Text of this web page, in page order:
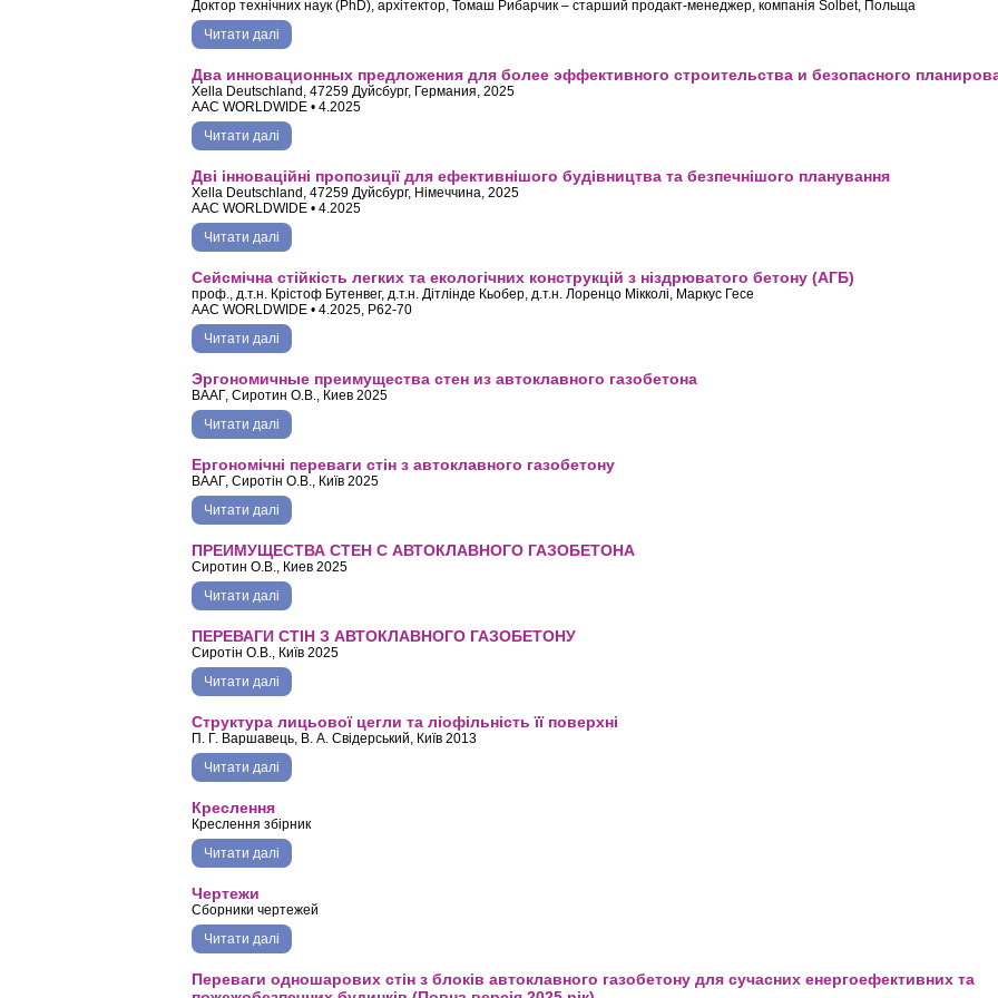
Доктор технічних наук (PhD), архітектор, Томаш Рибарчик – старший продакт-менеджер, компанія Solbet, Польща
Читати далі
Два инновационных предложения для более эффективного строительства и безопасного
Xella Deutschland, 47259 Дуйсбург, Германия, 2025
AAC WORLDWIDE • 4.2025
Читати далі
Дві інноваційні пропозиції для ефективнішого будівництва та безпечнішого планування
Xella Deutschland, 47259 Дуйсбург, Німеччина, 2025
AAC WORLDWIDE • 4.2025
Читати далі
Сейсмічна стійкість легких та екологічних конструкцій з ніздрюватого бетону (АГБ)
проф., д.т.н. Крістоф Бутенвег, д.т.н. Дітлінде Кьобер, д.т.н. Лоренцо Мікколі, Маркус Гесе
AAC WORLDWIDE • 4.2025, P62-70
Читати далі
Эргономичные преимущества стен из автоклавного газобетона
ВААГ, Сиротин О.В., Киев 2025
Читати далі
Ергономічні переваги стін з автоклавного газобетону
ВААГ, Сиротін О.В., Київ 2025
Читати далі
ПРЕИМУЩЕСТВА СТЕН С АВТОКЛАВНОГО ГАЗОБЕТОНА
Сиротин О.В., Киев 2025
Читати далі
ПЕРЕВАГИ СТІН З АВТОКЛАВНОГО ГАЗОБЕТОНУ
Сиротін О.В., Київ 2025
Читати далі
Структура лицьової цегли та ліофільність її поверхні
П. Г. Варшавець, В. А. Свідерський, Київ 2013
Читати далі
Креслення
Креслення збірник
Читати далі
Чертежи
Сборники чертежей
Читати далі
Переваги одношарових стін з блоків автоклавного газобетону для сучасних енергоефективних та